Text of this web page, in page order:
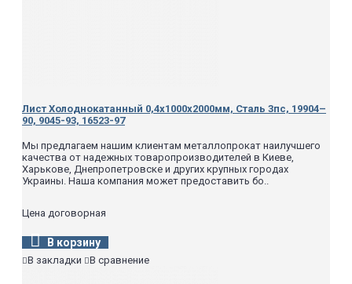
Лист Холоднокатанный 0,4х1000х2000мм, Сталь 3пс, 19904–
90, 9045-93, 16523-97
Мы предлагаем нашим клиентам металлопрокат наилучшего
качества от надежных товаропроизводителей в Киеве,
Харькове, Днепропетровске и других крупных городах
Украины. Наша компания может предоставить бо..
Цена договорная
В корзину
В закладки В сравнение